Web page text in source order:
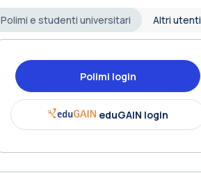
Polimi e studenti universitari Altri utenti
Polimi login
eduGAIN login